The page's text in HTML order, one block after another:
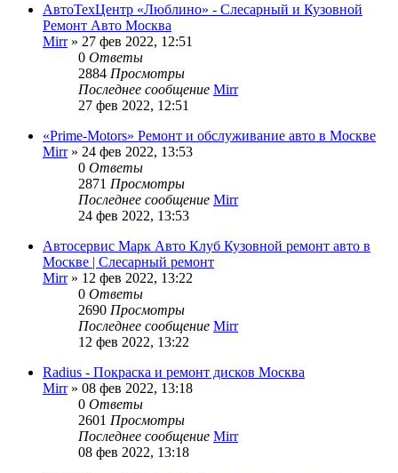
АвтоТехЦентр «Люблино» - Слесарный и Кузовной
Ремонт Авто Москва
Mirr» 27 фев 2022, 12:51
0 Ответы
2884 Просмотры
Последнее сообщение Mirr
27 фев 2022, 12:51
«Prime-Motors» Ремонт и обслуживание авто в Москве
Mirr» 24 фев 2022, 13:53
0 Ответы
2871 Просмотры
Последнее сообщение Mirr
24 фев 2022, 13:53
Автосервис Марк Авто Клуб Кузовной ремонт авто в
Москве | Слесарный ремонт
Mirr» 12 фев 2022, 13:22
0 Ответы
2690 Просмотры
Последнее сообщение Mirr
12 фев 2022, 13:22
Radius - Покраска и ремонт дисков Москва
Mirr» 08 фев 2022, 13:18
0 Ответы
2601 Просмотры
Последнее сообщение Mirr
08 фев 2022, 13:18